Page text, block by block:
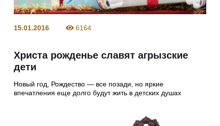
15.01.2016 6164
Христа рожденье славят агрызские
дети
Новый год, Рождество — все позади, но яркие
впечатления еще долго будут жить в детских душах